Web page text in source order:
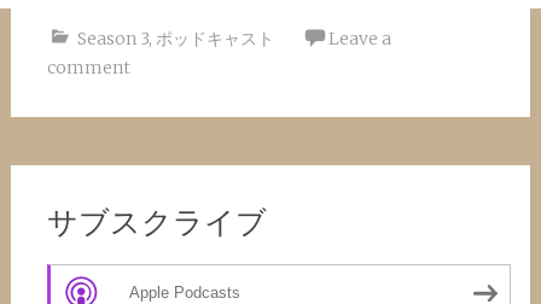
Season 3, ポッドキャスト
Leave a
comment
サブスクライブ
Apple Podcasts